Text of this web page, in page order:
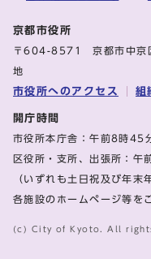
京都市役所
〒604-8571 京都市中京
地
市役所へのアクセス 組
開庁時間
市役所本庁舎：午前8時
区役所・支所、出張所：
（いずれも土日祝及び年末
各施設のホームページ等を
(c) City of Kyoto. All